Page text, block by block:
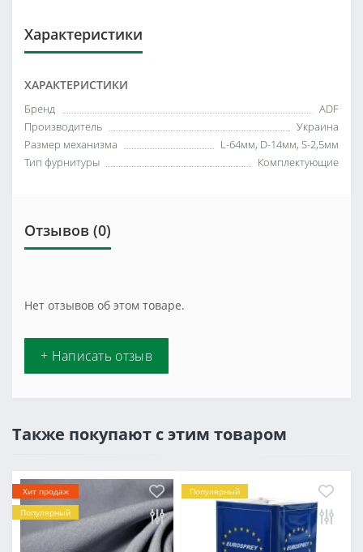
Характеристики
ХАРАКТЕРИСТИКИ
Бренд
ADF
Производитель
Украина
Размер механизма
L-64мм, D-14мм, S-2,5мм
Тип фурнитуры
Комплектующие
Отзывов (0)
Нет отзывов об этом товаре.
+ Написать отзыв
Также покупают с этим товаром
Хит продаж
Популярный
Популярный